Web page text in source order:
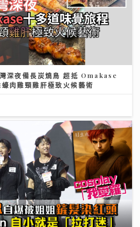
深夜備長炭燒鳥 超抵 Omakase
肉雞頸雞肝極致火候藝術